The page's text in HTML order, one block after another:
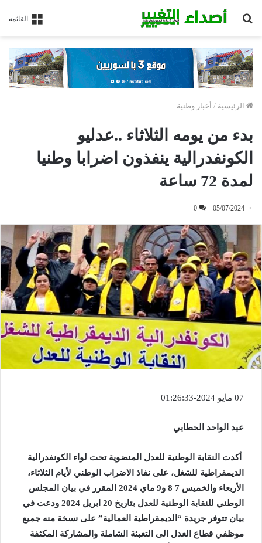
القائمة
الرئيسية / أخبار وطنية
بدء من يومه الثلاثاء ..عدليو
الكونفدرالية ينفذون اضرابا وطنيا
لمدة 72 ساعة
05/07/2024
0
07 مايو 2024-01:26:33
عبد الواحد الحطابي
أكدت النقابة الوطنية للعدل المنضوية تحت لواء الكونفدرالية
الديمقراطية للشغل، على نفاذ الاضراب الوطني لأيام الثلاثاء،
الأربعاء والخميس 7 8 و9 ماي 2024 المقرر في بيان المجلس
الوطني للنقابة الوطنية للعدل بتاريخ 20 ابريل 2024 ودعت في
بيان تتوفر جريدة “الديمقراطية العمالية” على نسخة منه جميع
موظفي قطاع العدل الى التعبئة الشاملة والمشاركة المكثفة